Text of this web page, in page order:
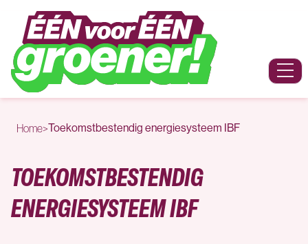
Naar hoofdinhoud
Menu
Home>Toekomstbestendig energiesysteem IBF
TOEKOMSTBESTENDIG
ENERGIESYSTEEM IBF